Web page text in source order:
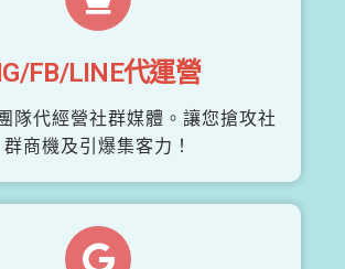
FB/LINE代運營
隊代經營社群媒體。讓您搶攻社
群商機及引爆集客力！